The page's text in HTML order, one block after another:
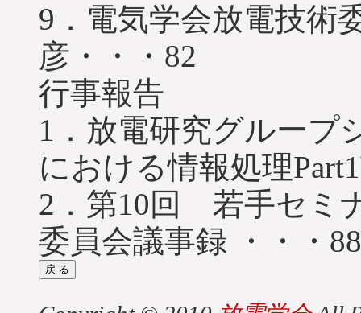
9．電気学会放電技
彦・・・82
行事報告
1．放電研究グループ
における情報処理
2．第10回 若手セミ
委員会議事録 ・・・88